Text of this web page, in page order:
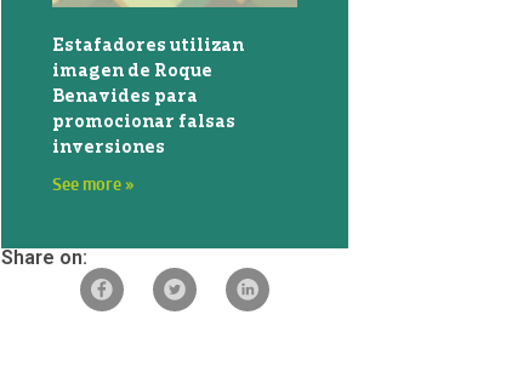
Estafadores utilizan
imagen de Roque
Benavides para
promocionar falsas
inversiones
See more »
Share on: